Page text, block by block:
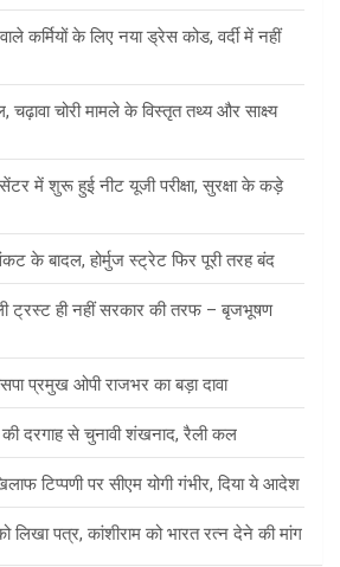
कर्मियों के लिए नया ड्रेस कोड, वर्दी में नहीं
चोरी मामले के विस्तृत तथ्य और साक्ष्य
में शुरू हुई नीट यूजी परीक्षा, सुरक्षा के कड़े
के बादल, होर्मुज स्ट्रेट फिर पूरी तरह बंद
ट्रस्ट ही नहीं सरकार की तरफ – बृजभूषण
प्रमुख ओपी राजभर का बड़ा दावा
दरगाह से चुनावी शंखनाद, रैली कल
टिप्पणी पर सीएम योगी गंभीर, दिया ये आदेश
लिखा पत्र, कांशीराम को भारत रत्न देने की मांग